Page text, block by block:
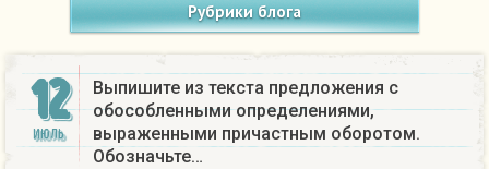
Рубрики блога
12
ИЮЛЬ
Выпишите из текста предложения с
обособленными определениями,
выраженными причастным оборотом.
Обозначьте…